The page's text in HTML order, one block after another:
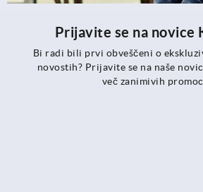
Prijavite se na novice
Bi radi bili prvi obveščeni o
novostih? Prijavite se na naše
več zanimivih